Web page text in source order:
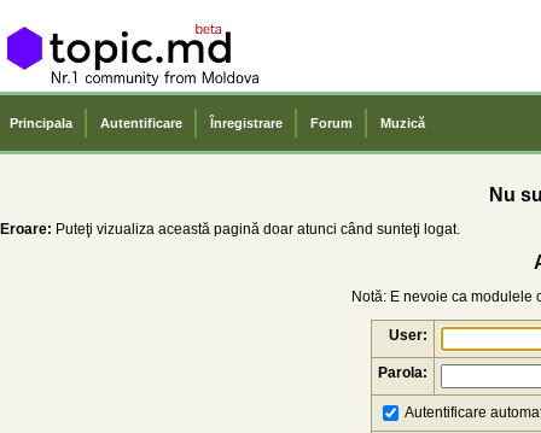
Principala Autentificare Înregistrare Forum Muzică
Nu
Eroare: Puteţi vizualiza această pagină doar atunci când sunteţi logat.
Notă: E nevoie ca modulele
User:
Parola:
Autentificare